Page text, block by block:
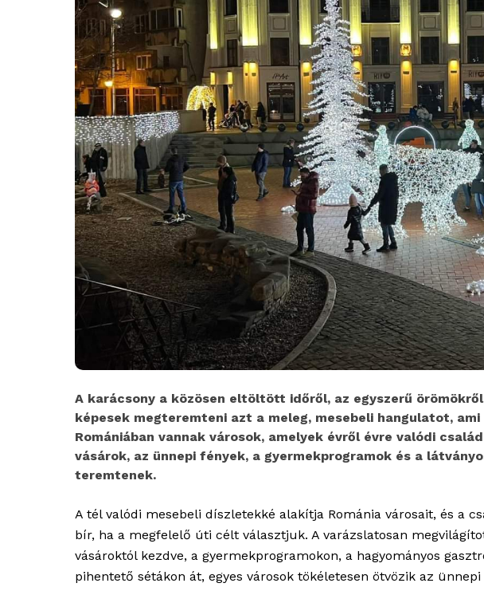
A karácsony a közösen eltöltött időről, az egyszerű
képesek megteremteni azt a meleg, mesebeli hangulatot,
Romániában vannak városok, amelyek évről évre valódi
vásárok, az ünnepi fények, a gyermekprogramok és a
teremtenek.
A tél valódi mesebeli díszletekké alakítja Románia városait, és a
bír, ha a megfelelő úti célt választjuk. A varázslatosan
vásároktól kezdve, a gyermekprogramokon, a hagyományos
pihentető sétákon át, egyes városok tökéletesen ötvözik az